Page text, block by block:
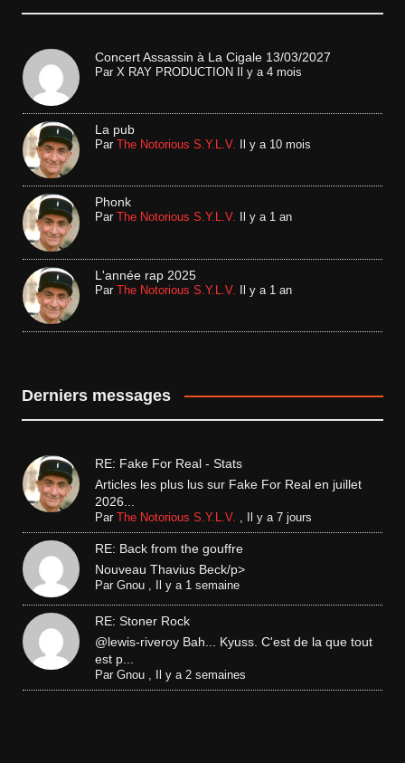
Concert Assassin à La Cigale 13/03/2027
Par X RAY PRODUCTION Il y a 4 mois
La pub
Par The Notorious S.Y.L.V. Il y a 10 mois
Phonk
Par The Notorious S.Y.L.V. Il y a 1 an
L'année rap 2025
Par The Notorious S.Y.L.V. Il y a 1 an
Derniers messages
RE: Fake For Real - Stats
Articles les plus lus sur Fake For Real en juillet
2026...
Par The Notorious S.Y.L.V. Il y a 7 jours
RE: Back from the gouffre
Nouveau Thavius Beck/p>
Par Gnou, Il y a 1 semaine
RE: Stoner Rock
@lewis-riveroy Bah... Kyuss. C'est de la que tout
est p...
Par Gnou, Il y a 2 semaines